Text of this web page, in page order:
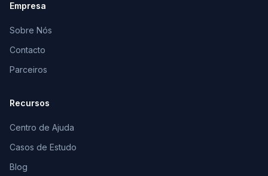
Empresa
Sobre Nós
Contacto
Parceiros
Recursos
Centro de Ajuda
Casos de Estudo
Blog